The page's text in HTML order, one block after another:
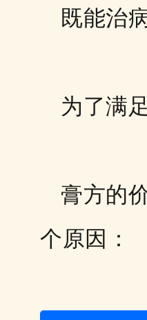
既能治
为了满
膏方的
个原因：